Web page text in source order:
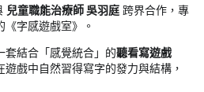
兒童職能治療師 吳羽庭 跨界合作，專
字感遊戲室》。
套結合「感覺統合」的聽看寫遊戲
遊戲中自然習得寫字的發力與結構，